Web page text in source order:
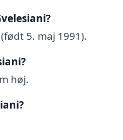
5. maj 1991).
høj.